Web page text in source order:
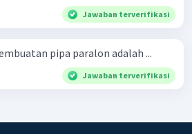
Jawaban terverifikasi
pipa paralon adalah ...
Jawaban terverifikasi